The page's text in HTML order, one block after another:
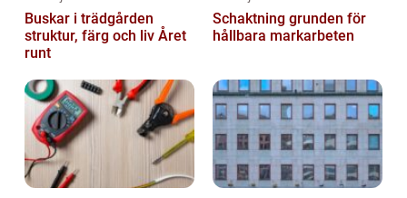
Buskar i trädgården
struktur, färg och liv Året
runt
Schaktning grunden för
hållbara markarbeten